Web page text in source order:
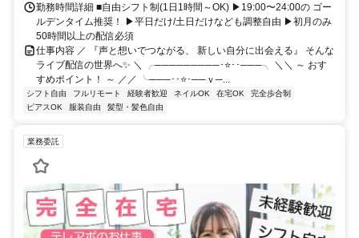
勤務時間詳細 ■自由シフト制(1日1時間～OK) ▶19:00〜24:00の ゴー
ルデンタイム推奨！ ▶平日だけ/土日だけなども調整自由 ▶初月のみ
50時間以上の配信必須
仕事内容 ／ 『声と想いでつながる、 新しい自分に出会える』 そんな
ライブ配信の世界へ✨ ＼ ╭─────────･⭐･･───╮ ＼＼ ～ おす
すめポイント！ ～ ／／ ╰───･･⭐･──ｖ─...
シフト自由 フルリモート 経験者歓迎 ネイルOK 在宅OK
完全歩合制
ピアスOK
服装自由 髪型・髪色自由
業務委託